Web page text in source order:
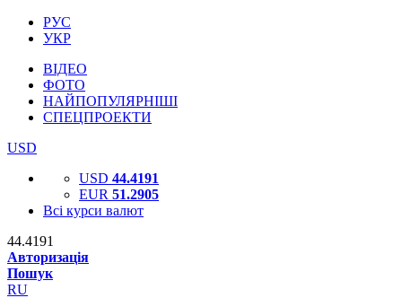
РУС
УКР
ВІДЕО
ФОТО
НАЙПОПУЛЯРНІШІ
СПЕЦПРОЕКТИ
USD
USD 44.4191
EUR 51.2905
Всі курси валют
44.4191
Авторизація
Пошук
RU